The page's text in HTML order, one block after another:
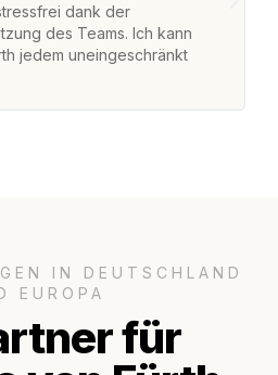
dank der
des Teams. Ich kann
jedem uneingeschränkt
IN DEUTSCHLAND
EUROPA
für